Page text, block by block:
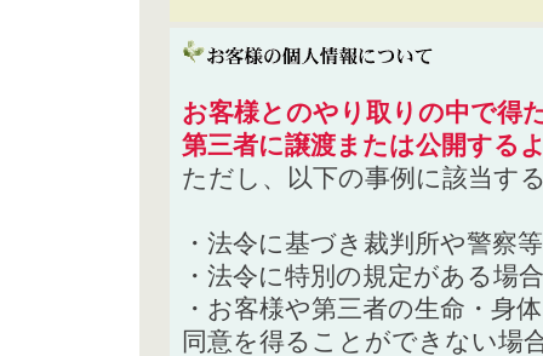
お客様とのやり取りの中で得
第三者に譲渡または公開する
ただし、以下の事例に該当す
・法令に基づき裁判所や警察
・法令に特別の規定がある場合
・お客様や第三者の生命・身
同意を得ることができない場